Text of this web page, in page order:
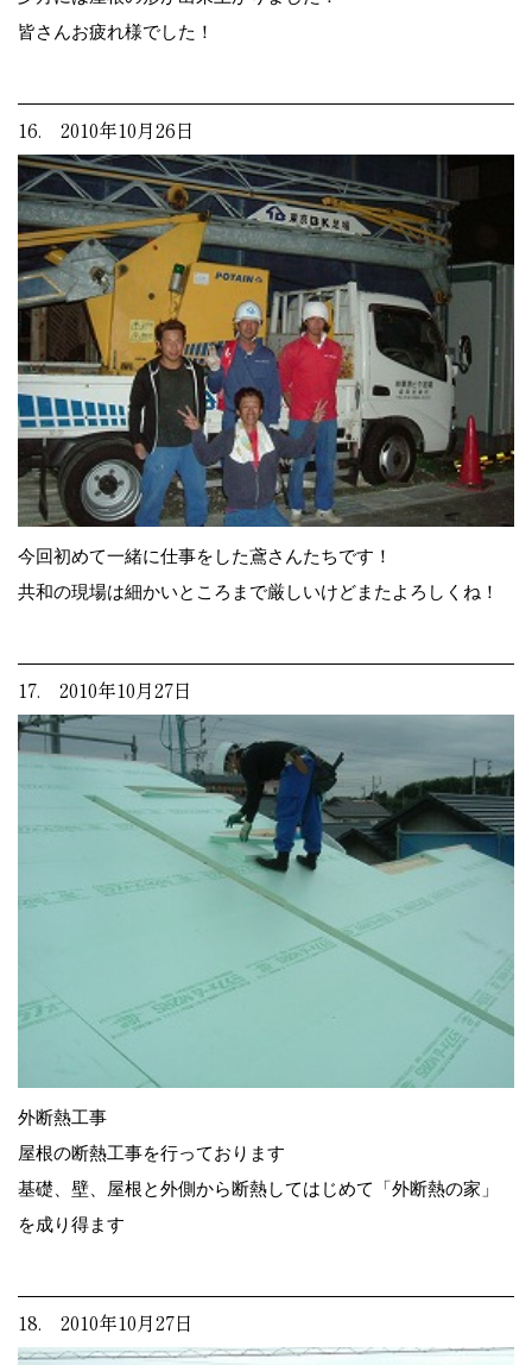
皆さんお疲れ様でした！
16. 2010年10月26日
今回初めて一緒に仕事をした鳶さんたちです！
共和の現場は細かいところまで厳しいけどまたよろしくね！
17. 2010年10月27日
外断熱工事
屋根の断熱工事を行っております
基礎、壁、屋根と外側から断熱してはじめて「外断熱の家」
を成り得ます
18. 2010年10月27日